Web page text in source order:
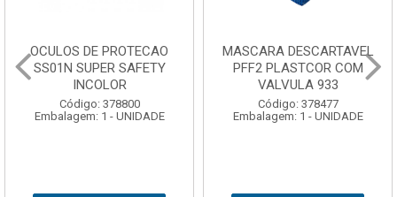
OCULOS DE PROTECAO
SS01N SUPER SAFETY
INCOLOR
Código: 378800
Embalagem: 1 - UNIDADE
MASCARA DESCARTAVEL
PFF2 PLASTCOR COM
VALVULA 933
Código: 378477
Embalagem: 1 - UNIDADE